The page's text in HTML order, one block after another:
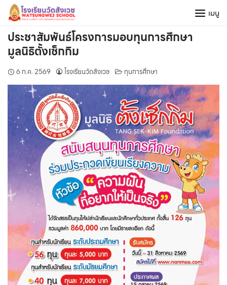
Skip
content
เมนู
ประชาสัมพันธ์โครงการมอบทุนการศึกษา
มูลนิธิตั้งเซ็กกิม
6 ก.ค. 2569 โรงเรียนวัดสังเวช ทุนการศึกษา